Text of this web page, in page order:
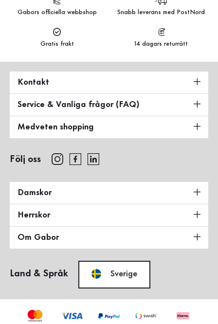
Gabors officiella webbshop Snabb leverans med PostNord
Gratis frakt 14 dagars returrätt
Kontakt
Service & Vanliga frågor (FAQ)
Medveten shopping
Följ oss
Damskor
Herrskor
Om Gabor
Land & Språk Sverige